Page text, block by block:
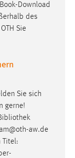
Download
des
Sie
Sie sich
gerne!
aw.de
Titel: